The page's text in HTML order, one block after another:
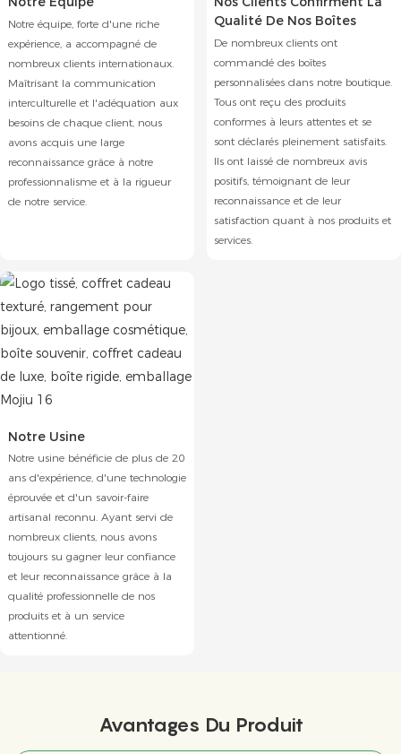
Notre équipe, forte d'une riche
expérience, a accompagné de
nombreux clients internationaux.
Maîtrisant la communication
interculturelle et l'adéquation aux
besoins de chaque client, nous
avons acquis une large
reconnaissance grâce à notre
professionnalisme et à la rigueur
de notre service.
Qualité De Nos Boîtes
De nombreux clients ont
commandé des boîtes
personnalisées dans notre boutique.
Tous ont reçu des produits
conformes à leurs attentes et se
sont déclarés pleinement satisfaits.
Ils ont laissé de nombreux avis
positifs, témoignant de leur
reconnaissance et de leur
satisfaction quant à nos produits et
services.
Notre Usine
Notre usine bénéficie de plus de 20
ans d'expérience, d'une technologie
éprouvée et d'un savoir-faire
artisanal reconnu. Ayant servi de
nombreux clients, nous avons
toujours su gagner leur confiance
et leur reconnaissance grâce à la
qualité professionnelle de nos
produits et à un service
attentionné.
Avantages Du Produit